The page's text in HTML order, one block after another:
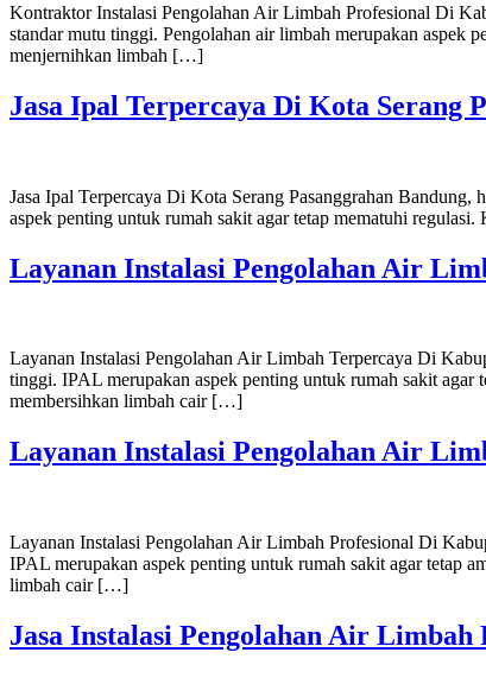
Kontraktor Instalasi Pengolahan Air Limbah Profesional Di
standar mutu tinggi. Pengolahan air limbah merupakan aspek
menjernihkan limbah […]
Jasa Ipal Terpercaya Di Kota Serang
Jasa Ipal Terpercaya Di Kota Serang Pasanggrahan
aspek penting untuk rumah sakit agar tetap mematuhi
Layanan Instalasi Pengolahan Air
Layanan Instalasi Pengolahan Air Limbah Terpercaya Di
tinggi. IPAL merupakan aspek penting untuk rumah sakit
membersihkan limbah cair […]
Layanan Instalasi Pengolahan Air
Layanan Instalasi Pengolahan Air Limbah Profesional Di
IPAL merupakan aspek penting untuk rumah sakit agar tetap
limbah cair […]
Jasa Instalasi Pengolahan Air